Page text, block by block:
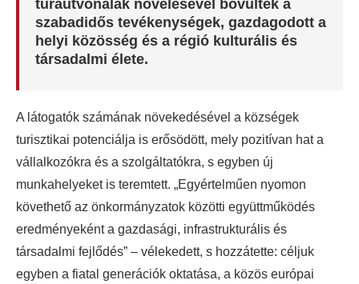
túraútvonalak növelésével bővültek a
szabadidős tevékenységek, gazdagodott a
helyi közösség és a régió kulturális és
társadalmi élete.
A látogatók számának növekedésével a községek
turisztikai potenciálja is erősödött, mely pozitívan hat a
vállalkozókra és a szolgáltatókra, s egyben új
munkahelyeket is teremtett. „Egyértelműen nyomon
követhető az önkormányzatok közötti együttműködés
eredményeként a gazdasági, infrastrukturális és
társadalmi fejlődés” – vélekedett, s hozzátette: céljuk
egyben a fiatal generációk oktatása, a közös európai